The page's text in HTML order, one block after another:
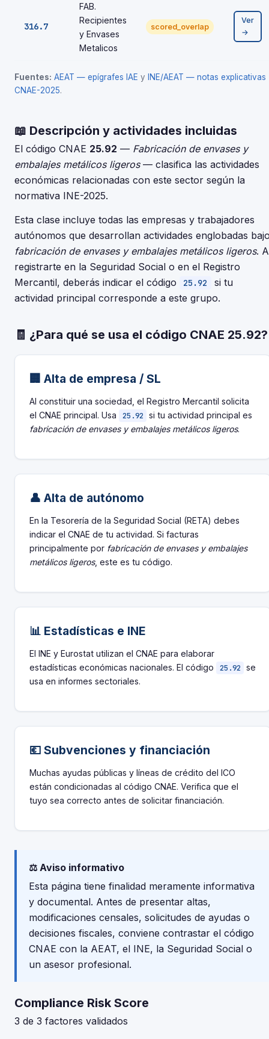
316.7
FAB.
Recipientes
y Envases
Metalicos
scored_overlap
Ver
→
Fuentes: AEAT — epígrafes IAE y
INE/AEAT — notas explicativas
CNAE-2025.
📖 Descripción y actividades incluidas
El código CNAE 25.92 — Fabricación de envases y
embalajes metálicos ligeros— clasifica las actividades
económicas relacionadas con este sector según la
normativa INE-2025.
Esta clase incluye todas las empresas y trabajadores
autónomos que desarrollan actividades englobadas
fabricación de envases y embalajes metálicos ligeros.
registrarte en la Seguridad Social o en el Registro
Mercantil, deberás indicar el código
25.92
si tu
actividad principal corresponde a este grupo.
🧾 ¿Para qué se usa el código CNAE 25.92?
🏢 Alta de empresa / SL
Al constituir una sociedad, el Registro Mercantil solicita
el CNAE principal. Usa
25.92 si tu actividad principal es
fabricación de envases y embalajes metálicos ligeros.
👤 Alta de autónomo
En la Tesorería de la Seguridad Social (RETA) debes
indicar el CNAE de tu actividad. Si facturas
principalmente por fabricación de envases y embalajes
metálicos ligeros, este es tu código.
📊 Estadísticas e INE
El INE y Eurostat utilizan el CNAE para elaborar
estadísticas económicas nacionales. El código
25.92 se
usa en informes sectoriales.
💶 Subvenciones y financiación
Muchas ayudas públicas y líneas de crédito del ICO
están condicionadas al código CNAE. Verifica que el
tuyo sea correcto antes de solicitar financiación.
⚖️ Aviso informativo
Esta página tiene finalidad meramente informativa
y documental. Antes de presentar altas,
modificaciones censales, solicitudes de ayudas o
decisiones fiscales, conviene contrastar el código
CNAE con la AEAT, el INE, la Seguridad Social o
un asesor profesional.
Compliance Risk Score
3 de 3 factores validados